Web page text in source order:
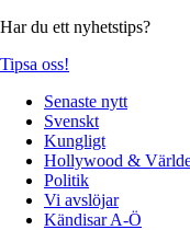
Har du ett nyhetstips?
Tipsa oss!
Senaste nytt
Svenskt
Kungligt
Hollywood &
Politik
Vi avslöjar
Kändisar A-Ö